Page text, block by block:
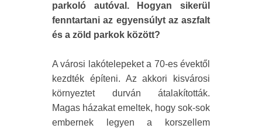
parkoló autóval. Hogyan sikerül
fenntartani az egyensúlyt az aszfalt
és a zöld parkok között?
A városi lakótelepeket a 70-es évektől
kezdték építeni. Az akkori kisvárosi
környeztet durván átalakították.
Magas házakat emeltek, hogy sok-sok
embernek legyen a korszellem